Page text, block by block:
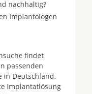
nachhaltig?
Implantologen
findet
passenden
in Deutschland.
Implantatlösung